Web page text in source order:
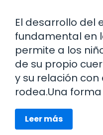
El desarrollo del
fundamental en
permite a los
de su propio
y su relación
rodea.Una
Leer más